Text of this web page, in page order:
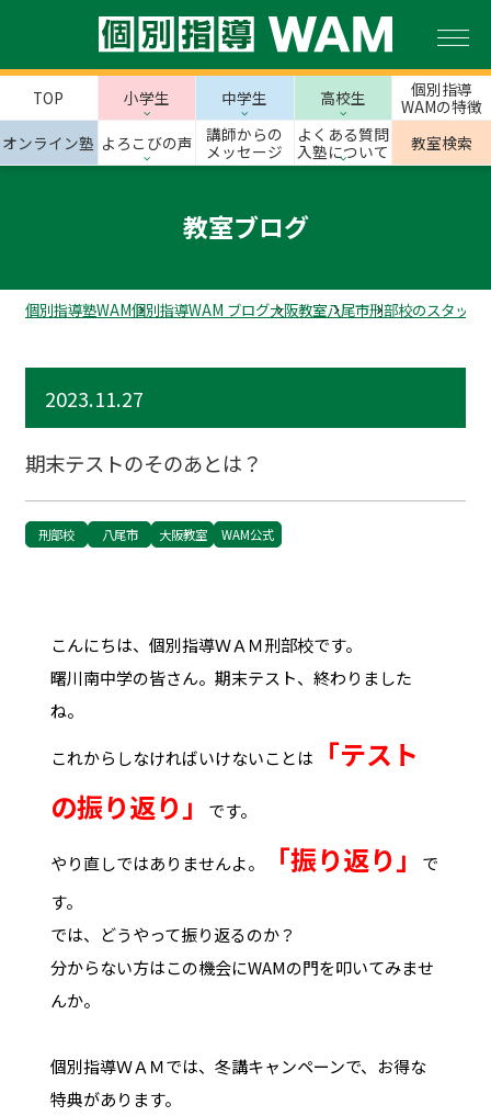
TOP 小学生 中学生 高校生
個別指導
WAMの特徴
オンライン塾 よろこびの声
講師からの
メッセージ
よくある質問
入塾について
教室検索
教室ブログ
個別指導塾WAM個別指導WAM ブログ大阪教室八尾市刑部校のスタッフ
2023.11.27
期末テストのそのあとは？
刑部校 八尾市 大阪教室 WAM公式
こんにちは、個別指導ＷＡＭ刑部校です。
曙川南中学の皆さん。期末テスト、終わりました
ね。
これからしなければいけないことは
「テスト
の振り返り」
です。
やり直しではありませんよ。 「振り返り」
で
す。
では、どうやって振り返るのか？
分からない方はこの機会にWAMの門を叩いてみませ
んか。
個別指導ＷＡＭでは、冬講キャンペーンで、お得な
特典があります。